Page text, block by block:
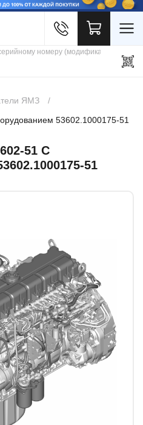
ЯМЗ
53602.1000175-51
51 С
51